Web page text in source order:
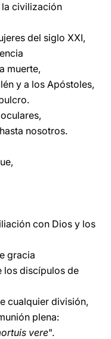
civilización
del siglo XXI,
muerte,
y a los Apóstoles,
nosotros.
con Dios y los
gracia
los discípulos de
cualquier división,
plena:
vere".